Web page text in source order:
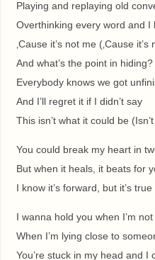
Playing and replaying old
Overthinking every word and I
‚Cause it’s not me (‚Cause it’s
And what’s the point in hiding?
Everybody knows we got
And I’ll regret it if I didn’t say
This isn’t what it could be
You could break my heart in
But when it heals, it beats for
I know it’s forward, but it’s true
I wanna hold you when I’m
When I’m lying close to
You’re stuck in my head and I